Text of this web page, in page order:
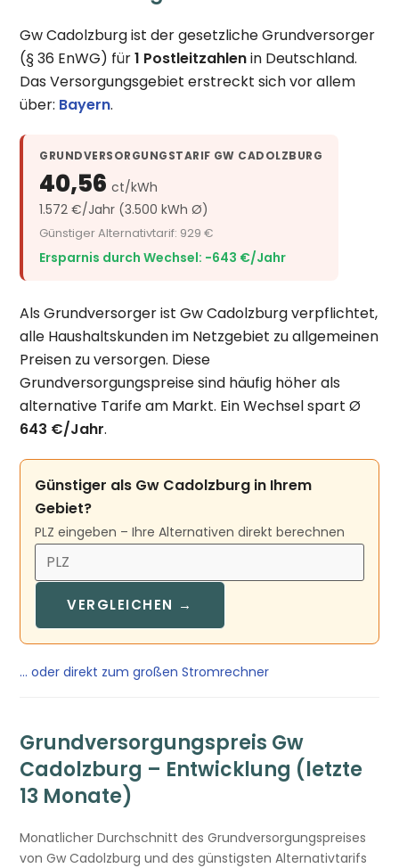
Gw Cadolzburg ist der gesetzliche Grundversorger
(§ 36 EnWG) für1 Postleitzahlenin Deutschland.
Das Versorgungsgebiet erstreckt sich vor allem
über: Bayern.
GRUNDVERSORGUNGSTARIF GW CADOLZBURG
40,56ct/kWh
1.572 €/Jahr (3.500 kWh Ø)
Günstiger Alternativtarif: 929 €
Ersparnis durch Wechsel: −643 €/Jahr
Als Grundversorger ist Gw Cadolzburg verpflichtet,
alle Haushaltskunden im Netzgebiet zu allgemeinen
Preisen zu versorgen. Diese
Grundversorgungspreise sind häufig höher als
alternative Tarife am Markt. Ein Wechsel spart Ø
643 €/Jahr.
Günstiger als Gw Cadolzburg in Ihrem
Gebiet?
PLZ eingeben – Ihre Alternativen direkt berechnen
VERGLEICHEN →
… oder direkt zum großen Stromrechner
Grundversorgungspreis Gw
Cadolzburg – Entwicklung (letzte
13 Monate)
Monatlicher Durchschnitt des Grundversorgungspreises
von Gw Cadolzburg und des günstigsten Alternativtarifs